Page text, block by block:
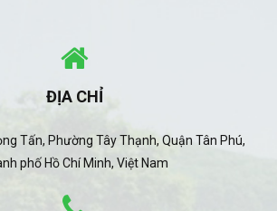
ĐỊA CHỈ
Tấn, Phường Tây Thạnh, Quận Tân Phú,
phố Hồ Chí Minh, Việt Nam